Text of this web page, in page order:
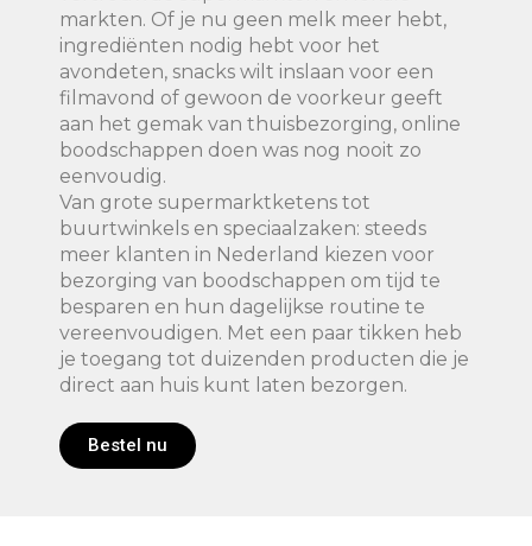
markten. Of je nu geen melk meer hebt,
ingrediënten nodig hebt voor het
avondeten, snacks wilt inslaan voor een
filmavond of gewoon de voorkeur geeft
aan het gemak van thuisbezorging, online
boodschappen doen was nog nooit zo
eenvoudig.
Van grote supermarktketens tot
buurtwinkels en speciaalzaken: steeds
meer klanten in Nederland kiezen voor
bezorging van boodschappen om tijd te
besparen en hun dagelijkse routine te
vereenvoudigen. Met een paar tikken heb
je toegang tot duizenden producten die je
direct aan huis kunt laten bezorgen.
Bestel nu